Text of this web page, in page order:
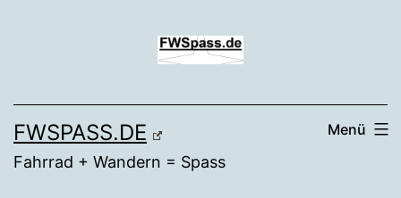
FWSPASS.DE
Fahrrad + Wandern = Spass
Menü